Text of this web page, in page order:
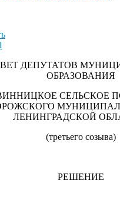
ДЕПУТАТОВ
ОБРАЗОВАНИЯ
СЕЛЬСКОЕ
ЛЕНИНГРАДСКОЙ
(третьего созыва)
РЕШЕНИЕ